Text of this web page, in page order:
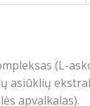
(L-
asiūklių
apvalkalas).